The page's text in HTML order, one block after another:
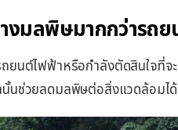
งมลพิษมากกว่ารถย
ยนต์ไฟฟ้าหรือกำลังตัดสินใจที่จ
นช่วยลดมลพิษต่อสิ่งแวดล้อมไ